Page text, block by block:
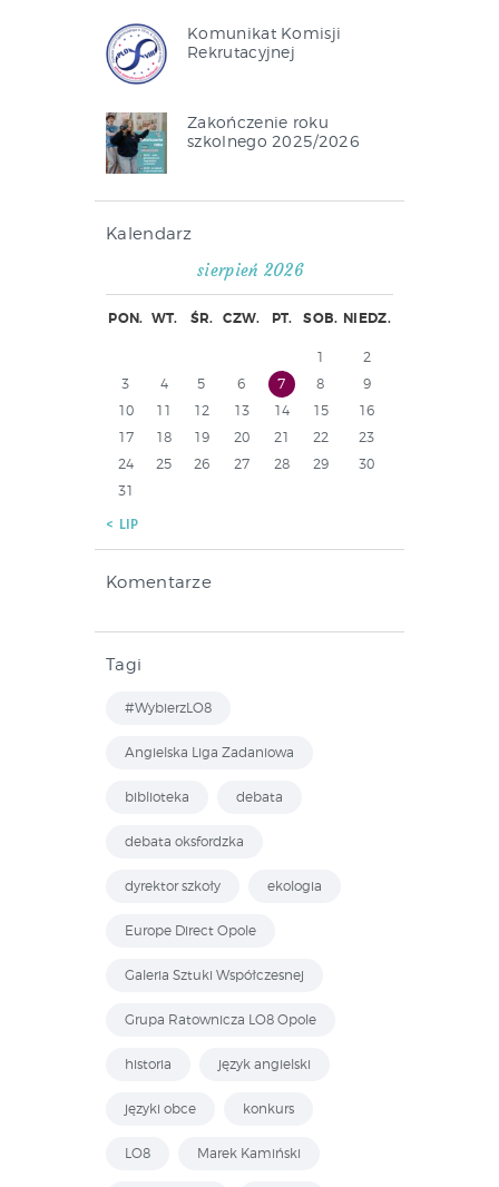
Komunikat Komisji
Rekrutacyjnej
Zakończenie roku
szkolnego 2025/2026
Kalendarz
sierpień 2026
PON. WT. ŚR. CZW. PT. SOB. NIEDZ.
1
2
3
4 5 6 7 8
9
10
11 12 13 14 15
16
17
18 19 20 21 22
23
24
25 26 27 28 29
30
31
« LIP
Komentarze
Tagi
#WybierzLO8
Angielska Liga Zadaniowa
biblioteka debata
debata oksfordzka
dyrektor szkoły ekologia
Europe Direct Opole
Galeria Sztuki Współczesnej
Grupa Ratownicza LO8 Opole
historia język angielski
języki obce konkurs
LO8 Marek Kamiński